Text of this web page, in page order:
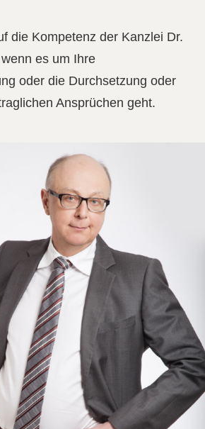
die Kompetenz der Kanzlei Dr.
es um Ihre
oder die Durchsetzung oder
Ansprüchen geht.